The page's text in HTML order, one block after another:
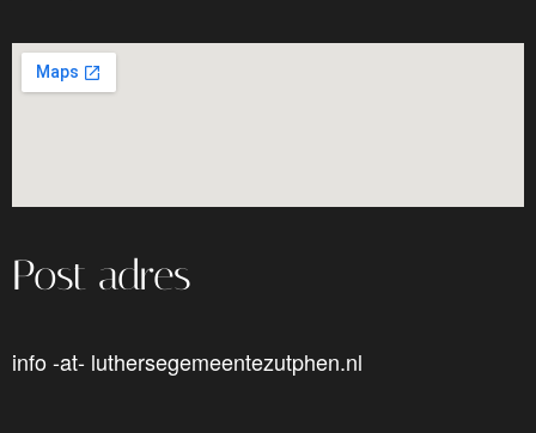
Post adres
info -at- luthersegemeentezutphen.nl